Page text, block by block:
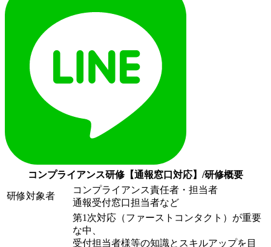
コンプライアンス研修【通報窓口対応】/研修概要
研修対象者
コンプライアンス責任者・担当者
通報受付窓口担当者など
第1次対応（ファーストコンタクト）が重要
な中、
受付担当者様等の知識とスキルアップを目